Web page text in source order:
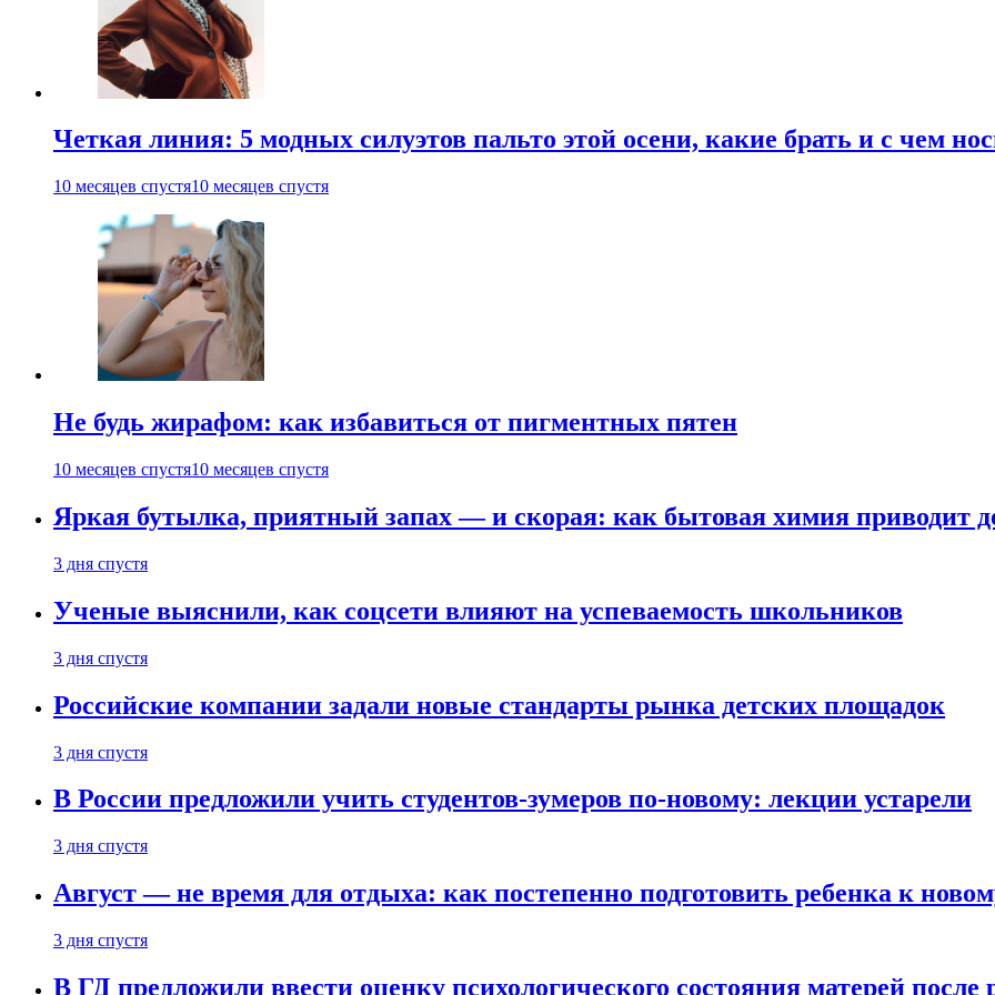
Четкая линия: 5 модных силуэтов пальто этой осени, какие брать и с чем
10 месяцев спустя10 месяцев спустя
Не будь жирафом: как избавиться от пигментных пятен
10 месяцев спустя10 месяцев спустя
Яркая бутылка, приятный запах — и скорая: как бытовая химия приводит
3 дня спустя
Ученые выяснили, как соцсети влияют на успеваемость школьников
3 дня спустя
Российские компании задали новые стандарты рынка детских площадок
3 дня спустя
В России предложили учить студентов-зумеров по-новому: лекции устарели
3 дня спустя
Август — не время для отдыха: как постепенно подготовить ребенка к
3 дня спустя
В ГД предложили ввести оценку психологического состояния матерей после